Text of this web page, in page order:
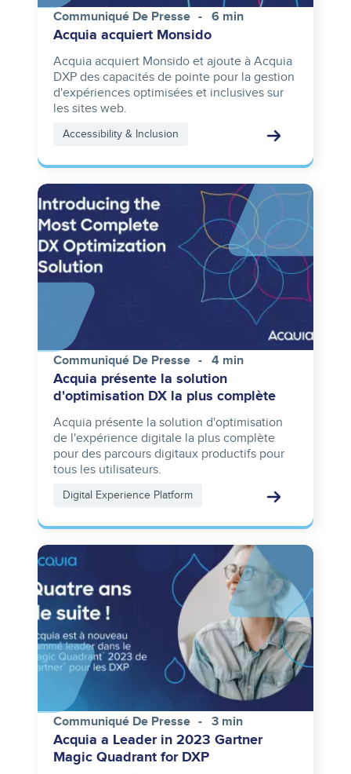
Communiqué De Presse 6 min
Acquia acquiert Monsido
Acquia acquiert Monsido et ajoute à Acquia
DXP des capacités de pointe pour la gestion
d'expériences optimisées et inclusives sur
les sites web.
Accessibility & Inclusion
Image
Communiqué De Presse 4 min
Acquia présente la solution
d'optimisation DX la plus complète
Acquia présente la solution d'optimisation
de l'expérience digitale la plus complète
pour des parcours digitaux productifs pour
tous les utilisateurs.
Digital Experience Platform
Image
Communiqué De Presse 3 min
Acquia a Leader in 2023 Gartner
Magic Quadrant for DXP